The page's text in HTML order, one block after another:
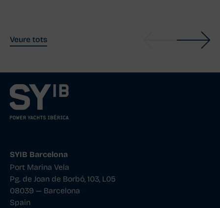
Veure tots
SYIB Barcelona
Port Marina Vela
Pg. de Joan de Borbó, 103, L05
08039 — Barcelona
Spain